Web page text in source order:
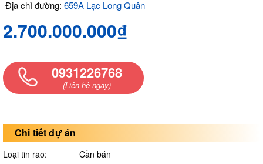
Địa chỉ đường: 659A Lạc Long Quân
2.700.000.000₫
0931226768
(Liên hệ ngay)
Chi tiết dự án
Loại tin rao: Cần bán